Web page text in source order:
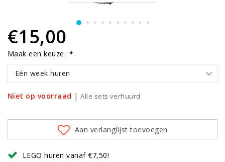
€15,00
Maak een keuze: *
Eén week huren
Niet op voorraad |Alle sets verhuurd
Aan verlanglijst toevoegen
LEGO huren vanaf €7,50!